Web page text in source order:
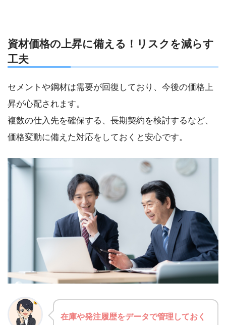
資材価格の上昇に備える！リスクを減らす
工夫
セメントや鋼材は需要が回復しており、今後の価格上
昇が心配されます。
複数の仕入先を確保する、長期契約を検討するなど、
価格変動に備えた対応をしておくと安心です。
在庫や発注履歴をデータで管理しておく